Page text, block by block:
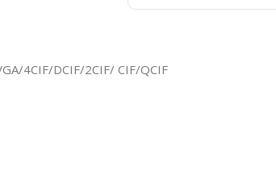
4CIF/DCIF/2CIF/ CIF/QCIF